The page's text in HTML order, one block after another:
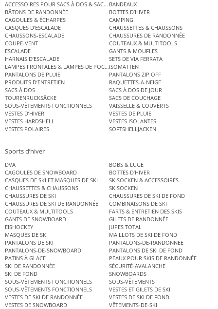
ACCESSOIRES POUR SACS À DOS & SACS ÉTANCHES
BANDEAUX
BÂTONS DE RANDONNÉE
BOTTES D’HIVER
CAGOULES & ÉCHARPES
CAMPING
CASQUES D’ESCALADE
CHAUSSETTES & CHAUSSONS
CHAUSSONS-ESCALADE
CHAUSSURES DE RANDONNÉE
COUPE-VENT
COUTEAUX & MULTITOOLS
ESCALADE
GANTS & MOUFLES
HARNAIS D’ESCALADE
SETS DE VIA FERRATA
LAMPES FRONTALES & LAMPES DE POCHEISOMATTEN
PANTALONS DE PLUIE
PANTALONS ZIP OFF
PRODUITS D’ENTRETIEN
RAQUETTES-A-NEIGE
SACS À DOS
SACS À DOS DE JOUR
TOURENRUCKSÄCKE
SACS DE COUCHAGE
SOUS-VÊTEMENTS FONCTIONNELS
VAISSELLE & COUVERTS
VESTES D’HIVER
VESTES DE PLUIE
VESTES HARDSHELL
VESTES ISOLANTES
VESTES POLAIRES
SOFTSHELLJACKEN
Sports d’hiver
DVA
BOBS & LUGE
CAGOULES DE SNOWBOARD
BOTTES D’HIVER
CASQUES DE SKI ET MASQUES DE SKI
SKISOCKEN & ACCESSOIRES
CHAUSSETTES & CHAUSSONS
SKISOCKEN
CHAUSSURES DE SKI
CHAUSSURES DE SKI DE FOND
CHAUSSURES DE SKI DE RANDONNÉE
COMBINAISONS DE SKI
COUTEAUX & MULTITOOLS
FARTS & ENTRETIEN DES SKIS
GANTS DE SNOWBOARD
GILETS DE RANDONNÉE
EISHOCKEY
JUPES TOTAL
MASQUES DE SKI
MAILLOTS DE SKI DE FOND
PANTALONS DE SKI
PANTALONS-DE-RANDONNEE
PANTALONS-DE-SNOWBOARD
PANTALONS DE SKI DE FOND
PATINS À GLACE
PEAUX POUR SKIS DE RANDONNÉE
SKI DE RANDONNÉE
SÉCURITÉ-AVALANCHE
SKI DE FOND
SNOWBOARDS
SOUS-VÊTEMENTS FONCTIONNELS
SOUS-VÊTEMENTS
SOUS-VÊTEMENTS FONCTIONNELS
VESTES ET GILETS DE SKI
VESTES DE SKI DE RANDONNÉE
VESTES DE SKI DE FOND
VESTES DE SNOWBOARD
VÊTEMENTS-DE-SKI